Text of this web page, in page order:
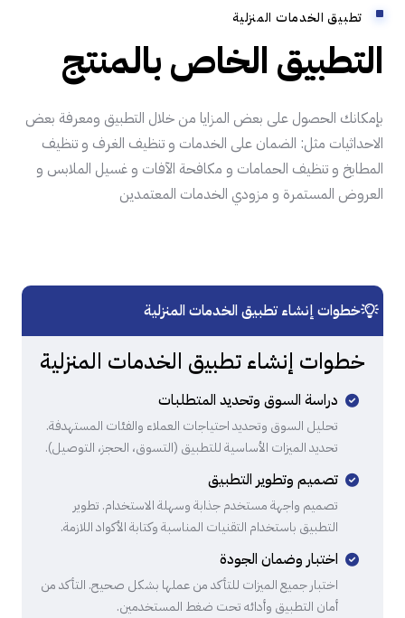
تطبيق الخدمات المنزلية
التطبيق الخاص بالمنتج
بإمكانك الحصول على بعض المزايا من خلال التطبيق ومعرفة بعض
الاحداثيات مثل: الضمان على الخدمات و تنظيف الغرف و تنظيف
المطابخ و تنظيف الحمامات و مكافحة الآفات و غسيل الملابس و
العروض المستمرة و مزودي الخدمات المعتمدين
خطوات إنشاء تطبيق الخدمات المنزلية
خطوات إنشاء تطبيق الخدمات المنزلية
دراسة السوق وتحديد المتطلبات
تحليل السوق وتحديد احتياجات العملاء والفئات المستهدفة.
تحديد الميزات الأساسية للتطبيق (التسوق، الحجز، التوصيل).
تصميم وتطوير التطبيق
تصميم واجهة مستخدم جذابة وسهلة الاستخدام. تطوير
التطبيق باستخدام التقنيات المناسبة وكتابة الأكواد اللازمة.
اختبار وضمان الجودة
اختبار جميع الميزات للتأكد من عملها بشكل صحيح. التأكد من
أمان التطبيق وأدائه تحت ضغط المستخدمين.